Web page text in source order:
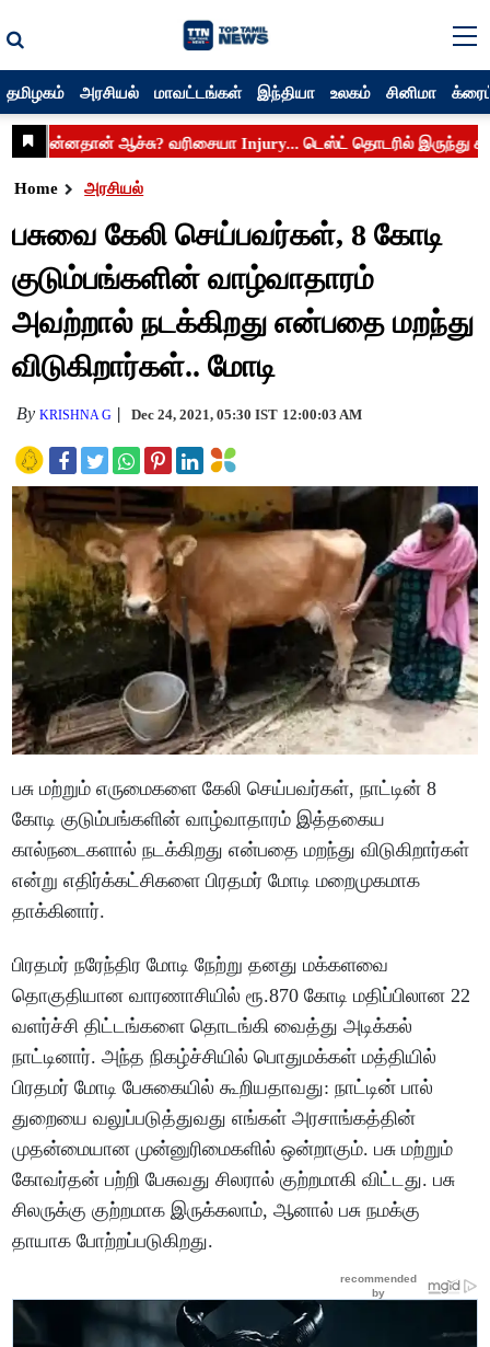
தமிழகம் அரசியல் மாவட்டங்கள் இந்தியா உலகம் சினிமா
Home அரசியல்
பசுவை கேலி செய்பவர்கள், 8 கோடி
குடும்பங்களின் வாழ்வாதாரம்
அவற்றால் நடக்கிறது என்பதை மறந்து
விடுகிறார்கள்.. மோடி
ByKRISHNA G Dec 24, 2021, 05:30 IST 12:00:03 AM
பசு மற்றும் எருமைகளை கேலி செய்பவர்கள், நாட்டின் 8
கோடி குடும்பங்களின் வாழ்வாதாரம் இத்தகைய
கால்நடைகளால் நடக்கிறது என்பதை மறந்து விடுகிறார்கள்
என்று எதிர்க்கட்சிகளை பிரதமர் மோடி மறைமுகமாக
தாக்கினார்.
பிரதமர் நரேந்திர மோடி நேற்று தனது மக்களவை
தொகுதியான வாரணாசியில் ரூ.870 கோடி மதிப்பிலான 22
வளர்ச்சி திட்டங்களை தொடங்கி வைத்து அடிக்கல்
நாட்டினார். அந்த நிகழ்ச்சியில் பொதுமக்கள் மத்தியில்
பிரதமர் மோடி பேசுகையில் கூறியதாவது: நாட்டின் பால்
துறையை வலுப்படுத்துவது எங்கள் அரசாங்கத்தின்
முதன்மையான முன்னுரிமைகளில் ஒன்றாகும். பசு மற்றும்
கோவர்தன் பற்றி பேசுவது சிலரால் குற்றமாகி விட்டது. பசு
சிலருக்கு குற்றமாக இருக்கலாம், ஆனால் பசு நமக்கு
தாயாக போற்றப்படுகிறது.